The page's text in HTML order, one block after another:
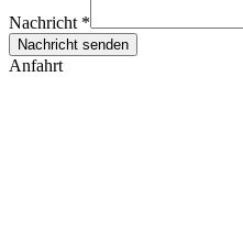
Nachricht *
Nachricht senden
Anfahrt